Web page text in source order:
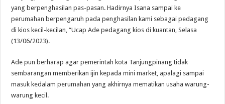
yang berpenghasilan pas-pasan. Hadirnya Isana sampai ke
perumahan berpengaruh pada penghasilan kami sebagai pedagang
di kios kecil-kecilan, “Ucap Ade pedagang kios di kuantan, Selasa
(13/06/2023).
Ade pun berharap agar pemerintah kota Tanjungpinang tidak
sembarangan memberikan ijin kepada mini market, apalagi sampai
masuk kedalam perumahan yang akhirnya mematikan usaha warung-
warung kecil.